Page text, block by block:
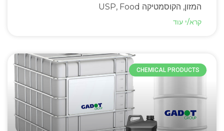
המזון, הקוסמטיקה USP, Food
קרא/י עוד
CHEMICAL PRODUCTS